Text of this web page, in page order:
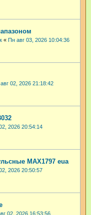
« Пн авг 03, 2026 10:04:36
02, 2026 21:18:42
2026 20:54:14
MAX1797 eua
2026 20:50:57
02, 2026 16:53:56